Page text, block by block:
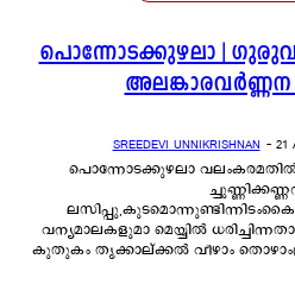
പൊന്നോടക്കുഴലാ |
അലങ്കാരവർണ്ണന
SREEDEVI UNNIKRISHNAN - 21
പൊന്നോടക്കുഴലാ
വന്യമാലകളുമാ മെയ്യിൽ
കുതുകം തൃക്കാല്ക്കൽ വീഴാം തൊഴാം(